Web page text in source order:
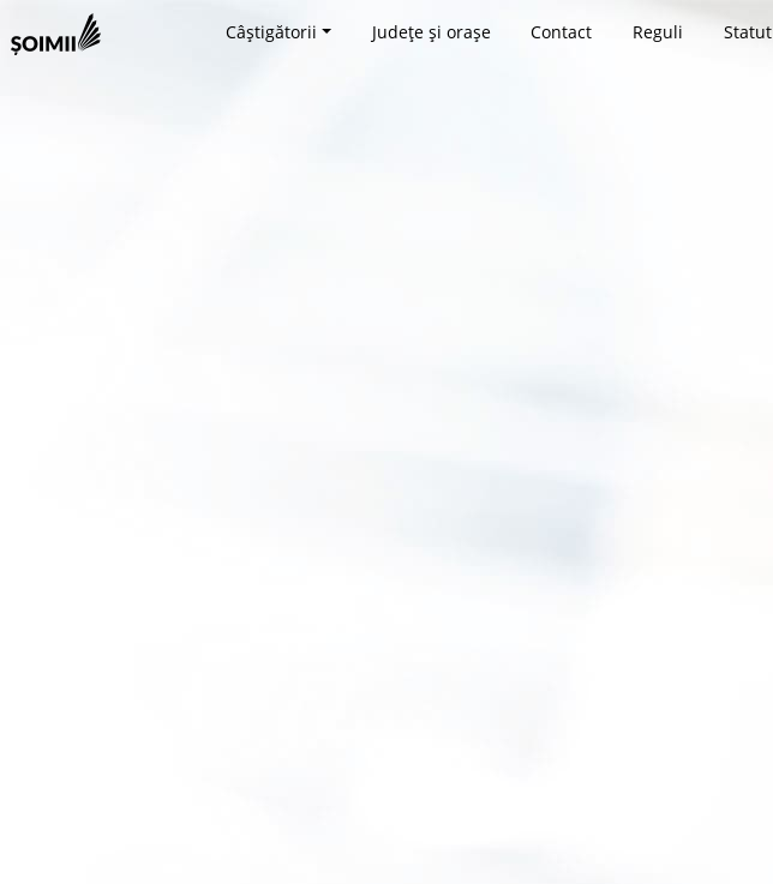
Câștigătorii Județe și orașe Contact Reguli Statut